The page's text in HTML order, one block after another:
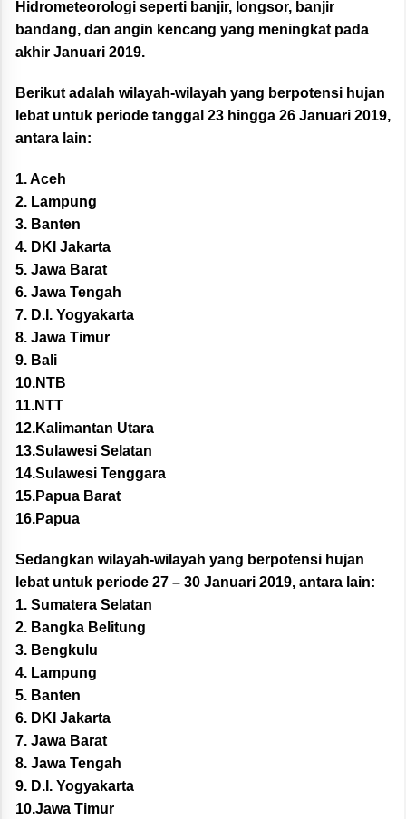
Hidrometeorologi seperti banjir, longsor, banjir
bandang, dan angin kencang yang meningkat pada
akhir Januari 2019.
Berikut adalah wilayah-wilayah yang berpotensi hujan
lebat untuk periode tanggal 23 hingga 26 Januari 2019,
antara lain:
1. Aceh
2. Lampung
3. Banten
4. DKI Jakarta
5. Jawa Barat
6. Jawa Tengah
7. D.I. Yogyakarta
8. Jawa Timur
9. Bali
10.NTB
11.NTT
12.Kalimantan Utara
13.Sulawesi Selatan
14.Sulawesi Tenggara
15.Papua Barat
16.Papua
Sedangkan wilayah-wilayah yang berpotensi hujan
lebat untuk periode 27 – 30 Januari 2019, antara lain:
1. Sumatera Selatan
2. Bangka Belitung
3. Bengkulu
4. Lampung
5. Banten
6. DKI Jakarta
7. Jawa Barat
8. Jawa Tengah
9. D.I. Yogyakarta
10.Jawa Timur